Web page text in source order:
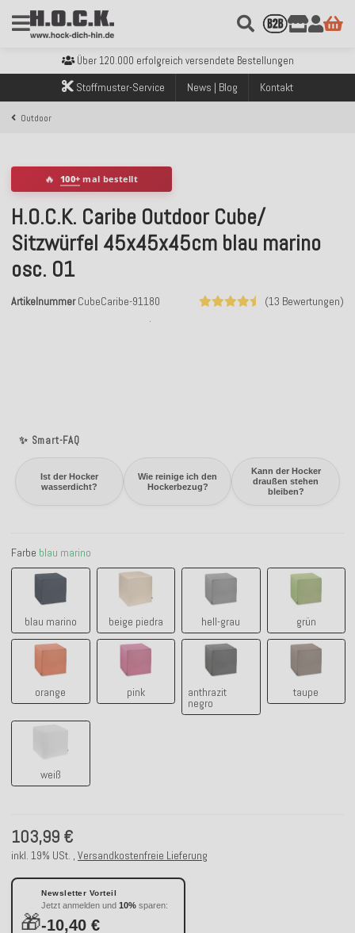
Kostenloser Versand innerhalb Deutschlands ab 99€ Bestellwert
Sicher bezahlen mit Klarna, PayPal & Amazon Pay
Kostenloser Versand innerhalb Deutschlands ab 99€ Bestellwert
Über 120.000 erfolgreich versendete Bestellungen
Sicher bezahlen mit Klarna, PayPal & Amazon Pay
Kostenloser Versand innerhalb Deutschlands ab 99€ Bestellwert
Stoffmuster-Service News | Blog Kontakt
Outdoor
✨ Smart-FAQ
Ist der Hocker
wasserdicht?
Wie reinige ich den
Hockerbezug?
Kann der Hocker
draußen stehen
bleiben?
🔥 100+ mal bestellt
H.O.C.K. Caribe Outdoor Cube/
Sitzwürfel 45x45x45cm blau marino
osc. 01
(13 Bewertungen)
Artikelnummer CubeCaribe-91180
Farbe blau marino
blau marino
blau marino
beige piedra
beige piedra
hell-grau
hell-grau
grün
grün
orange
orange
pink
pink
anthrazit
negro
anthrazit negro
taupe
taupe
weiß
weiß
103,99 €
inkl. 19% USt. , Versandkostenfreie Lieferung
🎁
Newsletter Vorteil
Jetzt anmelden und 10% sparen:
-10,40 €